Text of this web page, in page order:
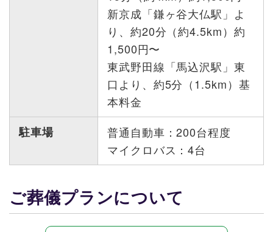
新京成「鎌ヶ谷大仏駅」よ
り、約20分（約4.5km）約
1,500円〜
東武野田線「馬込沢駅」東
口より、約5分（1.5km）基
本料金
駐車場
普通自動車：200台程度
マイクロバス：4台
ご葬儀プランについて